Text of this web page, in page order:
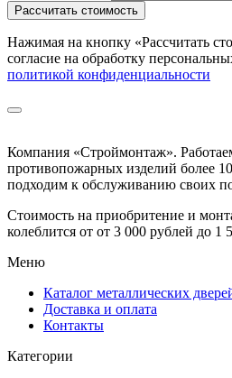
Рассчитать стоимость
Нажимая на кнопку «Рассчитать
согласие на обработку
политикой конфиденциальности
Компания «Строймонтаж».
противопожарных изделий более
подходим к обслуживанию своих
Стоимость на приобритение и
колеблится от от 3 000 рублей до 1
Меню
Каталог металлических
Доставка и оплата
Контакты
Категории